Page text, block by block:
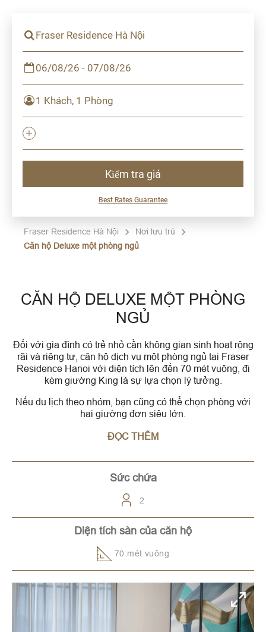
Fraser Residence Hà Nội
06/08/26 - 07/08/26
1 Khách, 1 Phòng
Kiểm tra giá
Best Rates Guarantee
Fraser Residence Hà Nội
Nơi lưu trú
Căn hộ Deluxe một phòng ngủ
CĂN HỘ DELUXE MỘT PHÒNG
NGỦ
Đối với gia đình có trẻ nhỏ cần không gian sinh hoạt rộng
rãi và riêng tư, căn hộ dịch vụ một phòng ngủ tại Fraser
Residence Hanoi với diện tích lên đến 70 mét vuông, đi
kèm giường King là sự lựa chọn lý tưởng.
Nếu du lịch theo nhóm, bạn cũng có thể chọn phòng với
hai giường đơn siêu lớn.
ĐỌC THÊM
Sức chứa
2
Diện tích sàn của căn hộ
70 mét vuông